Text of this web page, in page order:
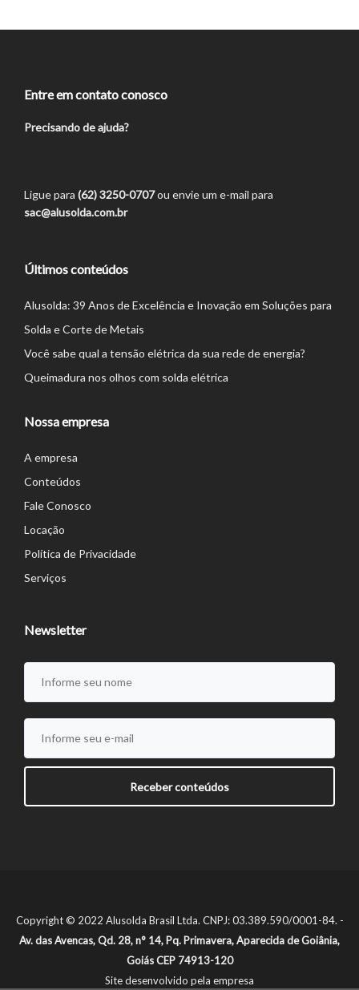
Entre em contato conosco
Precisando de ajuda?
Ligue para (62) 3250-0707ou envie um e-mail para
sac@alusolda.com.br
Últimos conteúdos
Alusolda: 39 Anos de Excelência e Inovação em Soluções para
Solda e Corte de Metais
Você sabe qual a tensão elétrica da sua rede de energia?
Queimadura nos olhos com solda elétrica
Nossa empresa
A empresa
Conteúdos
Fale Conosco
Locação
Política de Privacidade
Serviços
Newsletter
Copyright © 2022 Alusolda Brasil Ltda. CNPJ: 03.389.590/0001-84. -
Av. das Avencas, Qd. 28, n° 14, Pq. Primavera, Aparecida de Goiânia,
Goiás CEP 74913-120
Site desenvolvido pela empresa